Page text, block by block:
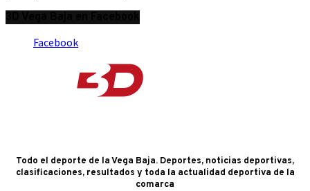
Facebook
Todo el deporte de la Vega Baja. Deportes, noticias deportivas,
clasificaciones, resultados y toda la actualidad deportiva de la
comarca